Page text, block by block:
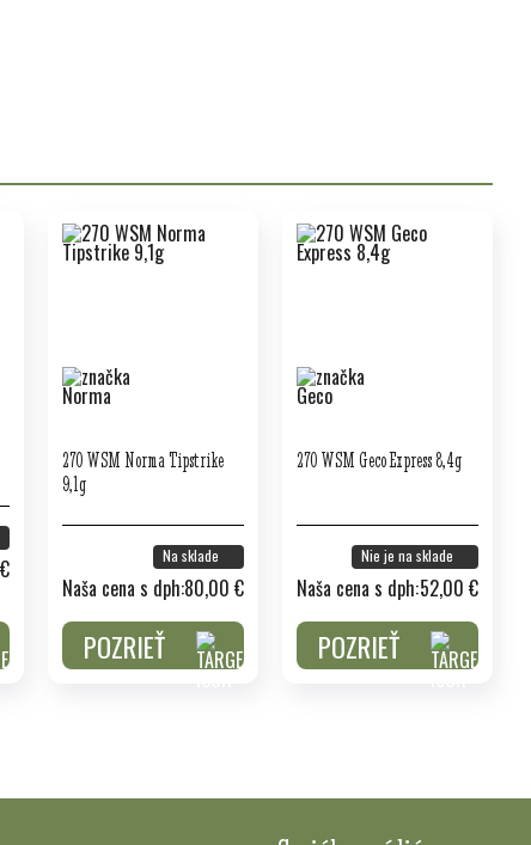
270 WSM Norma Tipstrike
9,1g
Na sklade
Naša cena s dph:80,00 €
POZRIEŤ
270 WSM Geco Express 8,4g
Nie je na sklade
Naša cena s dph:52,00 €
POZRIEŤ